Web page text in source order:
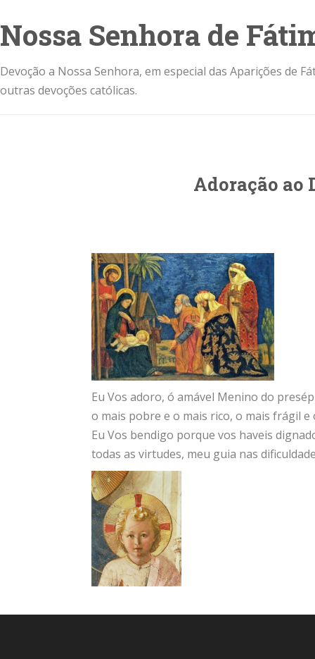
Nossa Senhora de
Devoção a Nossa Senhora, em especial das Aparições de
outras devoções católicas.
Adoração ao
Eu Vos adoro, ó amável Menino do
o mais pobre e o mais rico, o mais frágil e
Eu Vos bendigo porque vos haveis
todas as virtudes, meu guia nas